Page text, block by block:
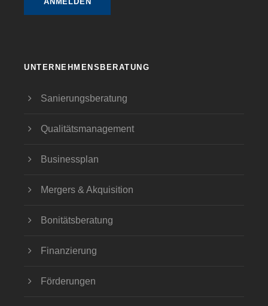
UNTERNEHMENSBERATUNG
Sanierungsberatung
Qualitätsmanagement
Businessplan
Mergers & Akquisition
Bonitätsberatung
Finanzierung
Förderungen